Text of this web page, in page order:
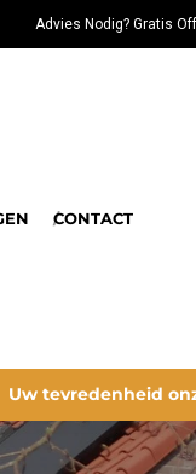
Advies Nodig? Gratis
CONTACT
Uw tevredenheid